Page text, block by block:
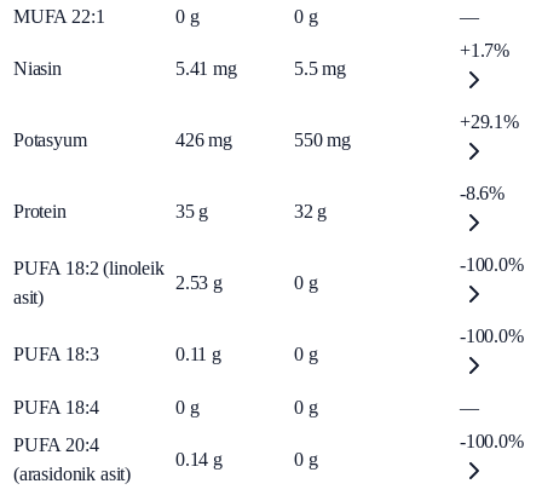
MUFA 22:1 0 g 0 g —
Niasin 5.41 mg 5.5 mg
+1.7%
Potasyum 426 mg 550 mg
+29.1%
Protein 35 g 32 g
-8.6%
PUFA 18:2 (linoleik
asit)
2.53 g 0 g
-100.0%
PUFA 18:3 0.11 g 0 g
-100.0%
PUFA 18:4 0 g 0 g
—
PUFA 20:4
(arasidonik asit)
0.14 g 0 g
-100.0%